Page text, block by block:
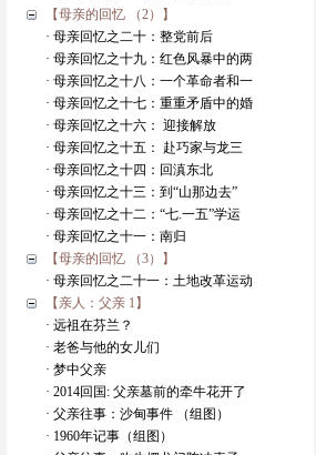
【母亲的回忆 （2）】
· 母亲回忆之二十：整党前后
· 母亲回忆之十九：红色风暴中的两
· 母亲回忆之十八：一个革命者和一
· 母亲回忆之十七：重重矛盾中的婚
· 母亲回忆之十六： 迎接解放
· 母亲回忆之十五： 赴巧家与龙三
· 母亲回忆之十四：回滇东北
· 母亲回忆之十三：到“山那边去”
· 母亲回忆之十二：“七.一五”学运
· 母亲回忆之十一：南归
【母亲的回忆 （3）】
· 母亲回忆之二十一：土地改革运动
【亲人：父亲 1】
· 远祖在芬兰？
· 老爸与他的女儿们
· 梦中父亲
· 2014回国: 父亲墓前的牵牛花开了
· 父亲往事：沙甸事件 （组图）
· 1960年记事（组图）